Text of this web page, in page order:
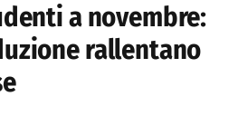
a novembre:
rallentano